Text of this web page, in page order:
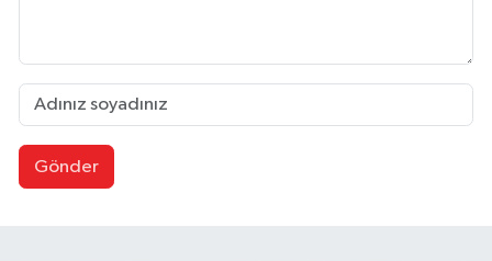
Gönder